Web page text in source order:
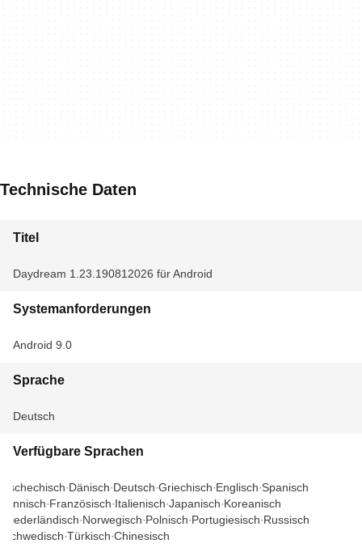
Technische Daten
Titel
Daydream 1.23.190812026 für Android
Systemanforderungen
Android 9.0
Sprache
Deutsch
Verfügbare Sprachen
Tschechisch Dänisch Deutsch Griechisch Englisch Spanisch
Finnisch Französisch Italienisch Japanisch Koreanisch
Niederländisch Norwegisch Polnisch Portugiesisch Russisch
Schwedisch Türkisch Chinesisch